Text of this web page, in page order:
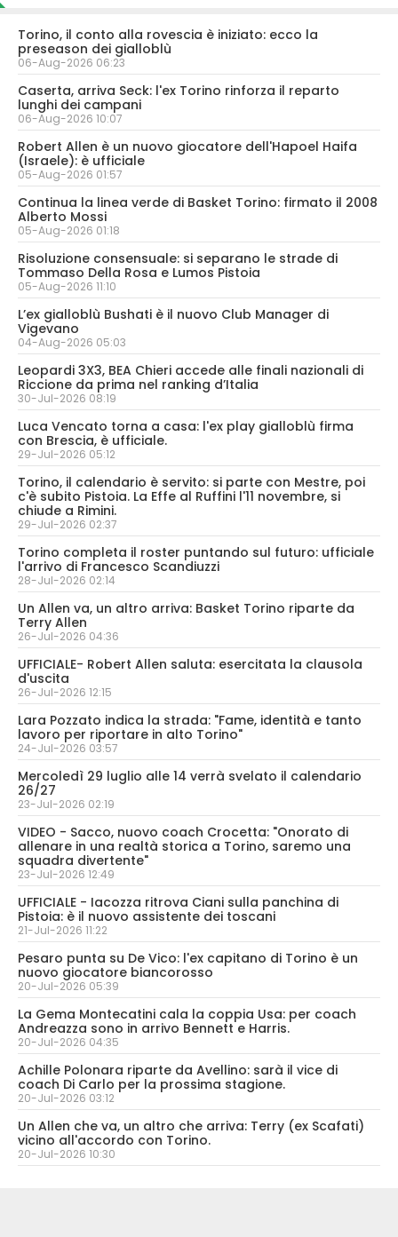
Torino, il conto alla rovescia è iniziato: ecco la
preseason dei gialloblù
06-Aug-2026 06:23
Caserta, arriva Seck: l'ex Torino rinforza il reparto
lunghi dei campani
06-Aug-2026 10:07
Robert Allen è un nuovo giocatore dell'Hapoel Haifa
(Israele): è ufficiale
05-Aug-2026 01:57
Continua la linea verde di Basket Torino: firmato il 2008
Alberto Mossi
05-Aug-2026 01:18
Risoluzione consensuale: si separano le strade di
Tommaso Della Rosa e Lumos Pistoia
05-Aug-2026 11:10
L’ex gialloblù Bushati è il nuovo Club Manager di
Vigevano
04-Aug-2026 05:03
Leopardi 3X3, BEA Chieri accede alle finali nazionali di
Riccione da prima nel ranking d’Italia
30-Jul-2026 08:19
Luca Vencato torna a casa: l'ex play gialloblù firma
con Brescia, è ufficiale.
29-Jul-2026 05:12
Torino, il calendario è servito: si parte con Mestre, poi
c'è subito Pistoia. La Effe al Ruffini l'11 novembre, si
chiude a Rimini.
29-Jul-2026 02:37
Torino completa il roster puntando sul futuro: ufficiale
l'arrivo di Francesco Scandiuzzi
28-Jul-2026 02:14
Un Allen va, un altro arriva: Basket Torino riparte da
Terry Allen
26-Jul-2026 04:36
UFFICIALE- Robert Allen saluta: esercitata la clausola
d'uscita
26-Jul-2026 12:15
Lara Pozzato indica la strada: "Fame, identità e tanto
lavoro per riportare in alto Torino"
24-Jul-2026 03:57
Mercoledì 29 luglio alle 14 verrà svelato il calendario
26/27
23-Jul-2026 02:19
VIDEO - Sacco, nuovo coach Crocetta: "Onorato di
allenare in una realtà storica a Torino, saremo una
squadra divertente"
23-Jul-2026 12:49
UFFICIALE - Iacozza ritrova Ciani sulla panchina di
Pistoia: è il nuovo assistente dei toscani
21-Jul-2026 11:22
Pesaro punta su De Vico: l'ex capitano di Torino è un
nuovo giocatore biancorosso
20-Jul-2026 05:39
La Gema Montecatini cala la coppia Usa: per coach
Andreazza sono in arrivo Bennett e Harris.
20-Jul-2026 04:35
Achille Polonara riparte da Avellino: sarà il vice di
coach Di Carlo per la prossima stagione.
20-Jul-2026 03:12
Un Allen che va, un altro che arriva: Terry (ex Scafati)
vicino all'accordo con Torino.
20-Jul-2026 10:30